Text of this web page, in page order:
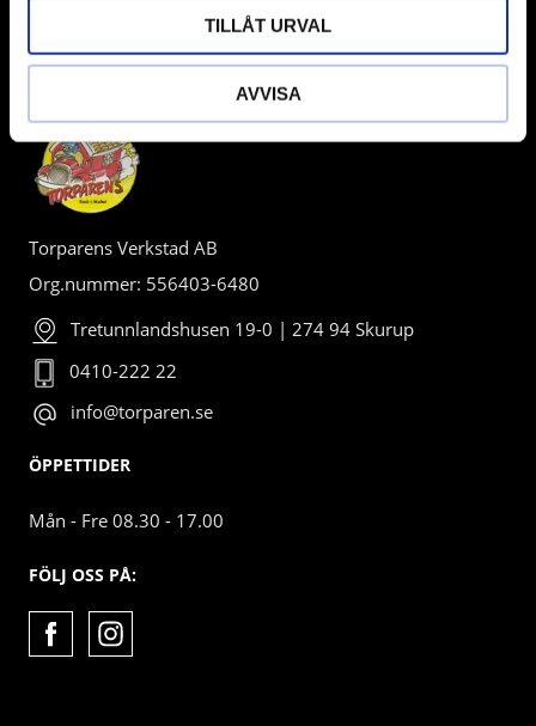
TILLÅT URVAL
AVVISA
BUTIK
Torparens Verkstad AB
Org.nummer: 556403-6480
Tretunnlandshusen 19-0 | 274 94 Skurup
0410-222 22
info@torparen.se
ÖPPETTIDER
Mån - Fre 08.30 - 17.00
FÖLJ OSS PÅ: